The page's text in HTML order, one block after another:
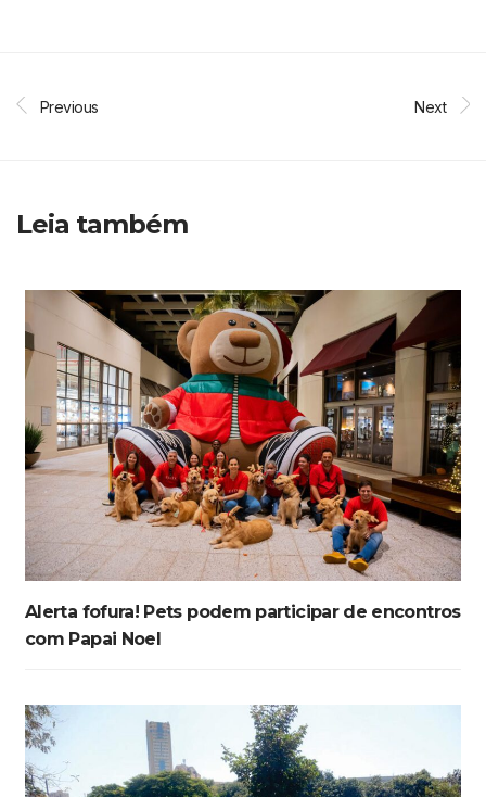
Previous Next
Leia também
Alerta fofura! Pets podem participar de encontros
com Papai Noel